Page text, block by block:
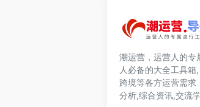
潮运营，运营人的专
人必备的大全工具
跨境等各方运营需
分析,综合资讯,交流